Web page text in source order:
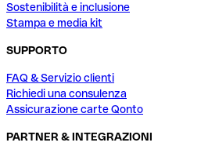
Sostenibilità e inclusione
Stampa e media kit
SUPPORTO
FAQ & Servizio clienti
Richiedi una consulenza
Assicurazione carte Qonto
PARTNER & INTEGRAZIONI